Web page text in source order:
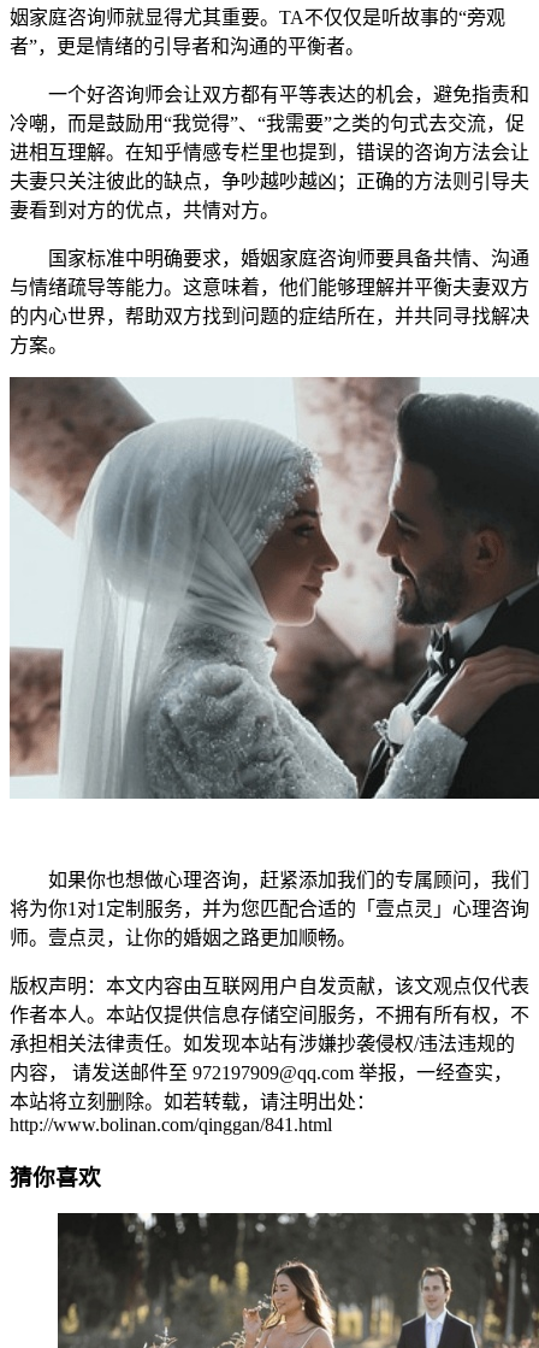
姻家庭咨询师就显得尤其重要。TA不仅仅是听故事的“旁观
者”，更是情绪的引导者和沟通的平衡者。
一个好咨询师会让双方都有平等表达的机会，避免指责和
冷嘲，而是鼓励用“我觉得”、“我需要”之类的句式去交流，促
进相互理解。在知乎情感专栏里也提到，错误的咨询方法会让
夫妻只关注彼此的缺点，争吵越吵越凶；正确的方法则引导夫
妻看到对方的优点，共情对方。
国家标准中明确要求，婚姻家庭咨询师要具备共情、沟通
与情绪疏导等能力。这意味着，他们能够理解并平衡夫妻双方
的内心世界，帮助双方找到问题的症结所在，并共同寻找解决
方案。
如果你也想做心理咨询，赶紧添加我们的专属顾问，我们
将为你1对1定制服务，并为您匹配合适的「壹点灵」心理咨询
师。壹点灵，让你的婚姻之路更加顺畅。
版权声明：本文内容由互联网用户自发贡献，该文观点仅代表
作者本人。本站仅提供信息存储空间服务，不拥有所有权，不
承担相关法律责任。如发现本站有涉嫌抄袭侵权/违法违规的
内容， 请发送邮件至 972197909@qq.com 举报，一经查实，
本站将立刻删除。如若转载，请注明出处：
http://www.bolinan.com/qinggan/841.html
猜你喜欢